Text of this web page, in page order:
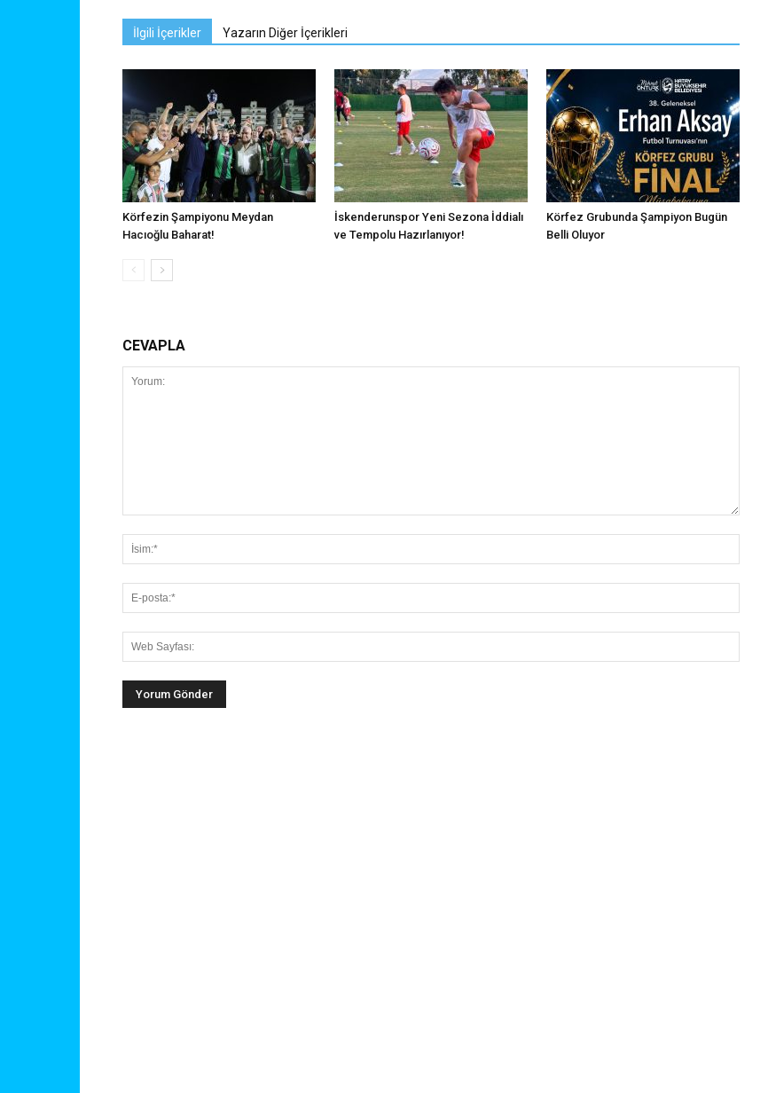
İlgili İçerikler Yazarın Diğer İçerikleri
Körfezin Şampiyonu Meydan
Hacıoğlu Baharat!
İskenderunspor Yeni Sezona İddialı
ve Tempolu Hazırlanıyor!
Körfez Grubunda Şampiyon Bugün
Belli Oluyor
CEVAPLA